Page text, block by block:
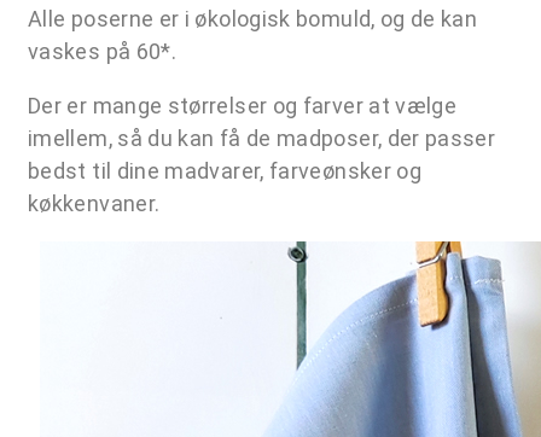
Alle poserne er i økologisk bomuld, og de kan
vaskes på 60*.
Der er mange størrelser og farver at vælge
imellem, så du kan få de madposer, der passer
bedst til dine madvarer, farveønsker og
køkkenvaner.